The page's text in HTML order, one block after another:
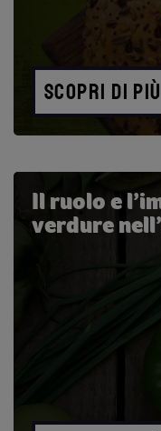
SCOPRI DI PIÙ
Il ruolo e
verdure